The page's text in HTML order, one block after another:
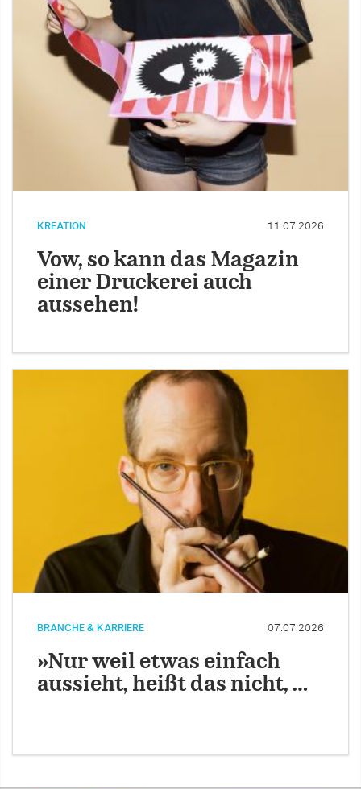
KREATION 11.07.2026
Vow, so kann das Magazin
einer Druckerei auch
aussehen!
BRANCHE & KARRIERE 07.07.2026
»Nur weil etwas einfach
aussieht, heißt das nicht, …